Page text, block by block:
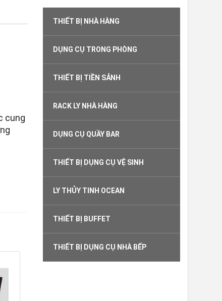
cung
THIẾT BỊ NHÀ HÀNG
DỤNG CỤ TRONG PHÒNG
THIẾT BỊ TIỀN SẢNH
RACK LY NHÀ HÀNG
DỤNG CỤ QUẦY BAR
THIẾT BỊ DỤNG CỤ VỆ SINH
LY THỦY TINH OCEAN
THIẾT BỊ BUFFET
THIẾT BỊ DỤNG CỤ NHÀ BẾP